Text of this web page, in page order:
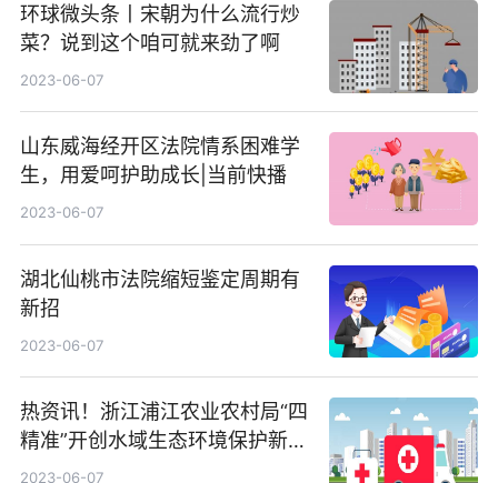
环球微头条丨宋朝为什么流行炒
菜？说到这个咱可就来劲了啊
2023-06-07
山东威海经开区法院情系困难学
生，用爱呵护助成长|当前快播
2023-06-07
湖北仙桃市法院缩短鉴定周期有
新招
2023-06-07
热资讯！浙江浦江农业农村局“四
精准”开创水域生态环境保护新局
面
2023-06-07